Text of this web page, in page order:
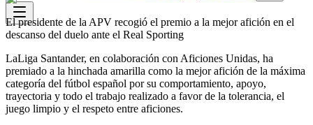
El presidente de la APV recogió el premio a la mejor afición en el
descanso del duelo ante el Real Sporting
LaLiga Santander, en colaboración con Aficiones Unidas, ha
premiado a la hinchada amarilla como la mejor afición de la máxima
categoría del fútbol español por su comportamiento, apoyo,
trayectoria y todo el trabajo realizado a favor de la tolerancia, el
juego limpio y el respeto entre aficiones.